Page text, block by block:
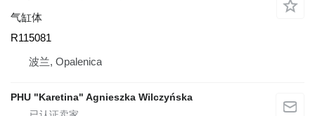
气缸体
R115081
波兰, Opalenica
PHU "Karetina" Agnieszka Wilczyńska